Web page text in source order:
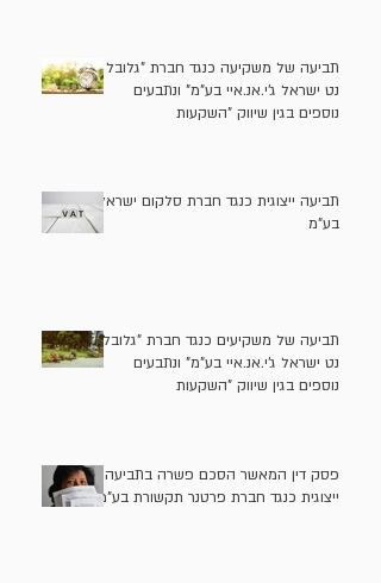
תביעה של משקיעה כנגד חברת "גלובל
נט ישראל ג'י.אנ.איי בע"מ" ונתבעים
נוספים בגין שיווק "השקעות
תביעה ייצוגית כנגד חברת סלקום ישראל
בע"מ
תביעה של משקיעים כנגד חברת "גלובל
נט ישראל ג'י.אנ.איי בע"מ" ונתבעים
נוספים בגין שיווק "השקעות
פסק דין המאשר הסכם פשרה בתביעה
ייצוגית כנגד חברת פרטנר תקשורת בע"מ